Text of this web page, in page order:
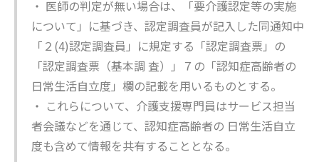
・ 医師の判定が無い場合は、「要介護認定等の実施
について」に基づき、認定調査員が記入した同通知中
「２(4)認定調査員」に規定する「認定調査票」の
「認定調査票（基本調 査）」７の「認知症高齢者の
日常生活自立度」欄の記載を用いるものとする。
・ これらについて、介護支援専門員はサービス担当
者会議などを通じて、認知症高齢者の 日常生活自立
度も含めて情報を共有することとなる。